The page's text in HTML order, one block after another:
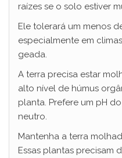
raízes se o solo estiver
Ele tolerará um menos
especialmente em
geada.
A terra precisa estar
alto nível de húmus
planta. Prefere um pH
neutro.
Mantenha a terra
Essas plantas precisam